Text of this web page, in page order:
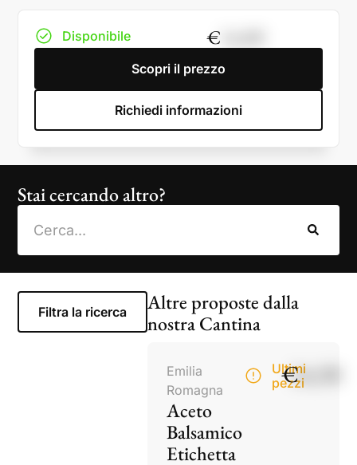
Disponibile €
Scopri il prezzo
Richiedi informazioni
Stai cercando altro?
Filtra la ricerca
Altre proposte dalla
nostra Cantina
Emilia
Romagna
Aceto
Balsamico
Etichetta
Ultimi
pezzi
€14,50